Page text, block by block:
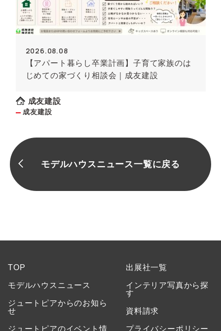
2026.08.08
【アパート暮らし卒業計画】子育て家族のは
じめての家づくり相談会｜成友建設
成友建設
成友建設
モデルハウスニュース一覧に戻る
TOP
モデルハウスニュース
ジュートピアからのお知ら
せ
ジュートピアのイベント情
出展社一覧
インテリア写真から探
す
資料請求
プライバシーポリシー